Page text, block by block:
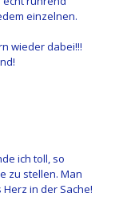
einzelnen.
wieder dabei!!!
ich toll, so
zu stellen. Man
in der Sache!